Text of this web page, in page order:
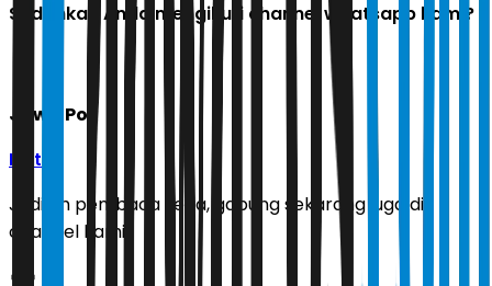
Sudahkah Anda mengikuti channel whatsapp kami?
Jawa Pos
Ikuti
Jadilah pembaca setia, gabung sekarang juga di
channel kami!